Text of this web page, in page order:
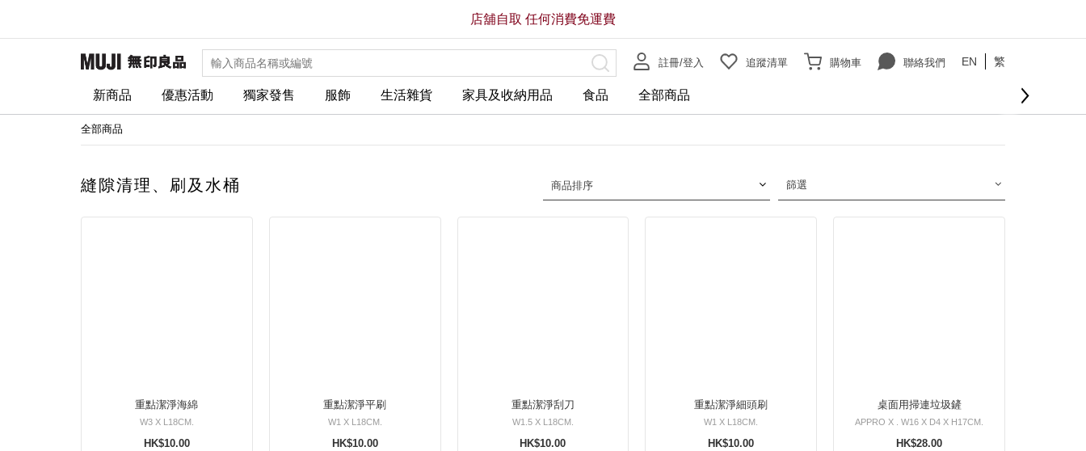
註冊/登入 追蹤清單 購物車 聯絡我們 EN 繁
新商品 優惠活動 獨家發售 服飾 生活雜貨 家具及收納用品 食品 全部商品
店舖自取 任何消費免運費
全部商品
縫隙清理、刷及水桶 商品排序 篩選
重點潔淨海綿
W3 X L18CM.
HK$10.00
重點潔淨平刷
W1 X L18CM.
HK$10.00
重點潔淨刮刀
W1.5 X L18CM.
HK$10.00
重點潔淨細頭刷
W1 X L18CM.
HK$10.00
桌面用掃連垃圾鏟
APPRO X . W16 X D4 X H17CM.
HK$28.00